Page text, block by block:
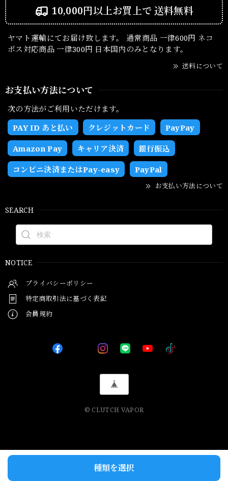
10,000円以上お買上で送料無料
ヤマト運輸にてお届け致します。 通常商品 一律600円 ネコ
ポス対応商品 一律300円 日本国内のみとなります。
送料について
お支払い方法について
次の方法がご利用いただけます。
PAY ID あと払い
クレジットカード PayPay
Amazon Pay キャリア決済 銀行振込
コンビニ決済またはPay-easy PayPal
お支払い方法について
SEARCH
NOTICE
プライバシーポリシー
特定商取引法に基づく表記
会員規約
© CLUTCH VAPOR
種類を選択